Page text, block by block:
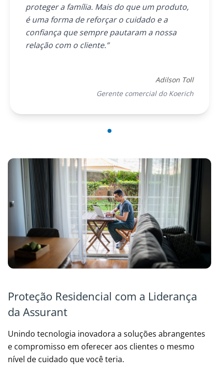
proteger a família. Mais do que um produto,
é uma forma de reforçar o cuidado e a
confiança que sempre pautaram a nossa
relação com o cliente.”
Adilson Toll
Gerente comercial do Koerich
Proteção Residencial com a Liderança
da Assurant
Unindo tecnologia inovadora a soluções abrangentes
e compromisso em oferecer aos clientes o mesmo
nível de cuidado que você teria.